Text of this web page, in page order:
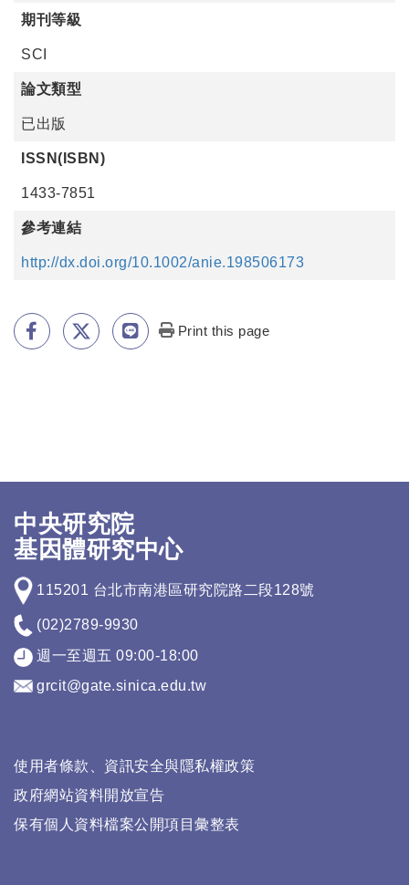
期刊等級
SCI
論文類型
已出版
ISSN(ISBN)
1433-7851
參考連結
http://dx.doi.org/10.1002/anie.198506173
Print this page
中央研究院
基因體研究中心
115201 台北市南港區研究院路二段128號
(02)2789-9930
週一至週五 09:00-18:00
grcit@gate.sinica.edu.tw
使用者條款、資訊安全與隱私權政策
政府網站資料開放宣告
保有個人資料檔案公開項目彙整表